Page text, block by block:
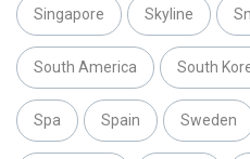
Singapore Skyline
South America South
Spa Spain Sweden